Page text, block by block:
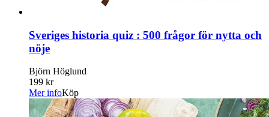
Sveriges historia quiz : 500 frågor för nytta och
nöje
Björn Höglund
199 kr
Mer infoKöp